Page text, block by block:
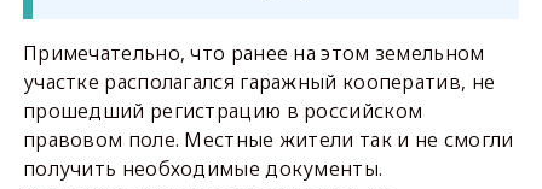
Примечательно, что ранее на этом земельном
участке располагался гаражный кооператив, не
прошедший регистрацию в российском
правовом поле. Местные жители так и не смогли
получить необходимые документы.